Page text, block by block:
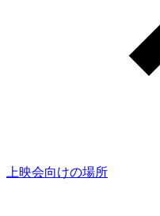
上映会向けの場所